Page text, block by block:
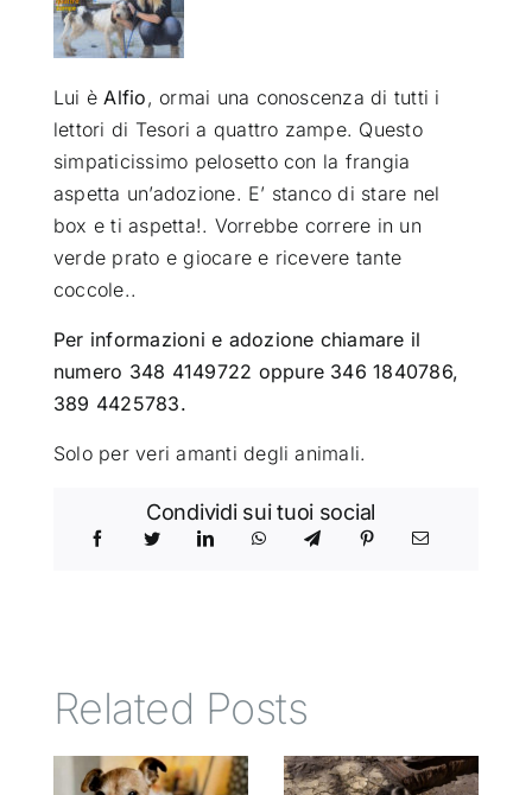
ATTUALITÀ
VIDEO
CHI SIAMO
RUBRICHE
SEMPRE CON ME
Lui è Alfio, ormai una conoscenza di tutti i
lettori di Tesori a quattro zampe. Questo
simpaticissimo pelosetto con la frangia
aspetta un’adozione. E’ stanco di stare nel
box e ti aspetta!. Vorrebbe correre in un
verde prato e giocare e ricevere tante
coccole..
Per informazioni e adozione chiamare il
numero 348 4149722 oppure 346 1840786,
389 4425783.
Solo per veri amanti degli animali.
Condividi sui tuoi social
Related Posts